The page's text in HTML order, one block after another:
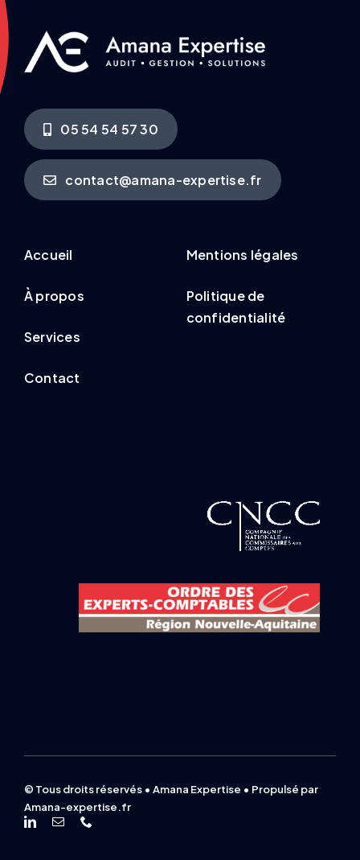
05 54 54 57 30
contact@amana-expertise.fr
Accueil
À propos
Services
Contact
Mentions légales
Politique de
confidentialité
© Tous droits réservés • Amana Expertise • Propulsé par
Amana-expertise.fr